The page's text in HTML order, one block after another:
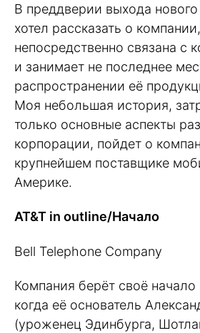
В преддверии выхода
хотел рассказать о
непосредственно связана с
и занимает не последнее
распространении её
Моя небольшая история,
только основные аспекты
корпорации, пойдет о
крупнейшем поставщике
Америке.
AT&T in outline/Начало
Bell Telephone Company
Компания берёт своё начало
когда её основатель
(уроженец Эдинбурга,